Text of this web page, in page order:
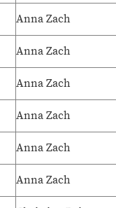
Anna Zach
Anna Zach
Anna Zach
Anna Zach
Anna Zach
Anna Zach